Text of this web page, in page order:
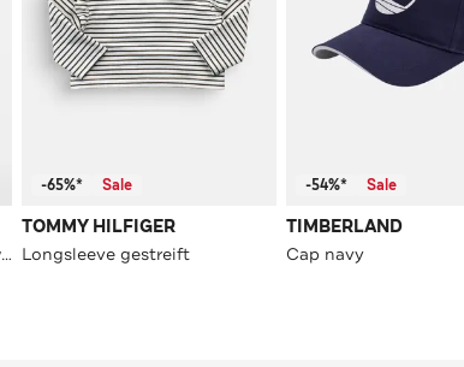
Halbschuhe 'Mary Jane' schwarz
-65%* Sale
TOMMY HILFIGER
Longsleeve gestreift
-54%* Sale
TIMBERLAND
Cap navy